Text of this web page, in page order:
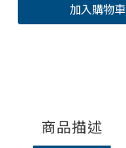
加入購物車
商品描述